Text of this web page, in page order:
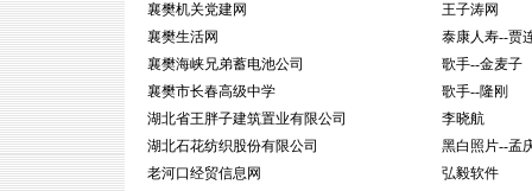
襄樊机关党建网
王子涛网
襄樊生活网
泰康人寿--贾
襄樊海峡兄弟蓄电池公司
歌手--金麦子
襄樊市长春高级中学
歌手--隆刚
湖北省王胖子建筑置业有限公司
李晓航
湖北石花纺织股份有限公司
黑白照片--孟
老河口经贸信息网
弘毅软件